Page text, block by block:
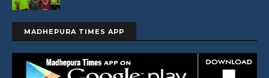
MADHEPURA TIMES APP